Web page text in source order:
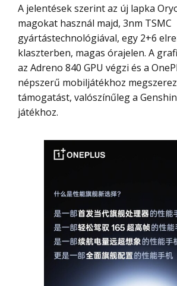
A jelentések szerint az új lapka Oryon CPU
magokat használ majd, 3nm TSMC
gyártástechnológiával, egy 2+6
klaszterben, magas órajelen. A
az Adreno 840 GPU végzi és a
népszerű mobiljátékhoz
támogatást, valószínűleg a
játékhoz.